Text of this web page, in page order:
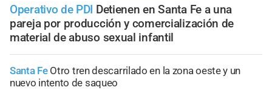
Operativo de PDI Detienen en Santa Fe a una
pareja por producción y comercialización de
material de abuso sexual infantil
Santa Fe Otro tren descarrilado en la zona oeste y un
nuevo intento de saqueo